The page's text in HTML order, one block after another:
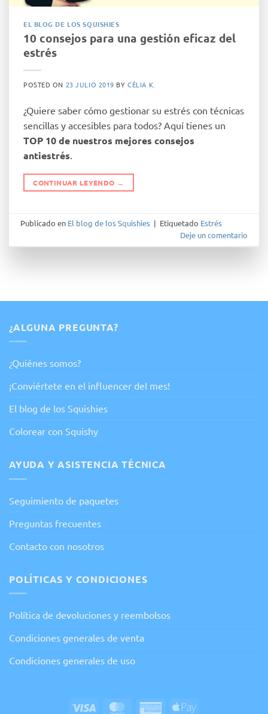
EL BLOG DE LOS SQUISHIES
10 consejos para una gestión eficaz del
estrés
POSTED ON 23 JULIO 2019 BYCÉLIA K.
¿Quiere saber cómo gestionar su estrés con técnicas
sencillas y accesibles para todos? Aquí tienes un
TOP 10 de nuestros mejores consejos
antiestrés
CONTINUAR LEYENDO →
Publicado en El blog de los Squishies | Etiquetado Estrés
Deje un comentario
¿ALGUNA PREGUNTA?
¿Quiénes somos?
¡Conviértete en el influencer del mes!
El blog de los Squishies
Colorear con Squishy
AYUDA Y ASISTENCIA TÉCNICA
Seguimiento de paquetes
Preguntas frecuentes
Contacto con nosotros
POLÍTICAS Y CONDICIONES
Política de devoluciones y reembolsos
Condiciones generales de venta
Condiciones generales de uso
Visa MasterCardAmericanApple